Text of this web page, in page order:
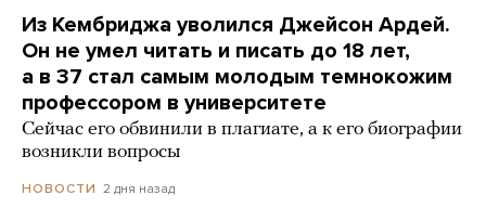
Из Кембриджа уволился Джейсон Ардей.
Он не умел читать и писать до 18 лет,
а в 37 стал самым молодым темнокожим
профессором в университете
Сейчас его обвинили в плагиате, а к его биографии
возникли вопросы
НОВОСТИ 2 дня назад